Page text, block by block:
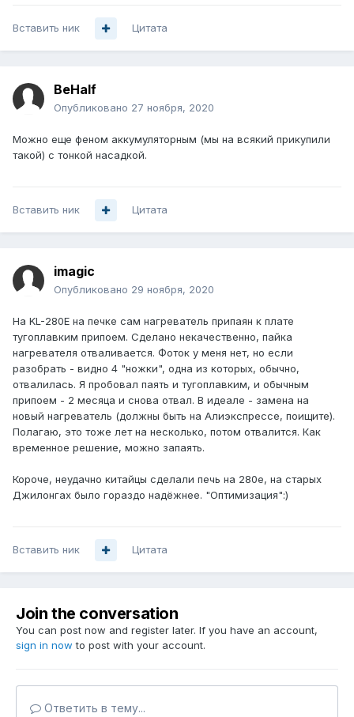
Вставить ник Цитата
BeHalf
Опубликовано 27 ноября, 2020
Можно еще феном аккумуляторным (мы на всякий прикупили
такой) с тонкой насадкой.
Вставить ник Цитата
imagic
Опубликовано 29 ноября, 2020
На KL-280E на печке сам нагреватель припаян к плате
тугоплавким припоем. Сделано некачественно, пайка
нагревателя отваливается. Фоток у меня нет, но если
разобрать - видно 4 "ножки", одна из которых, обычно,
отвалилась. Я пробовал паять и тугоплавким, и обычным
припоем - 2 месяца и снова отвал. В идеале - замена на
новый нагреватель (должны быть на Алиэкспрессе, поищите).
Полагаю, это тоже лет на несколько, потом отвалится. Как
временное решение, можно запаять.
Короче, неудачно китайцы сделали печь на 280e, на старых
Джилонгах было гораздо надёжнее. "Оптимизация":)
Вставить ник Цитата
Join the conversation
You can post now and register later. If you have an account,
sign in now to post with your account.
Ответить в тему...